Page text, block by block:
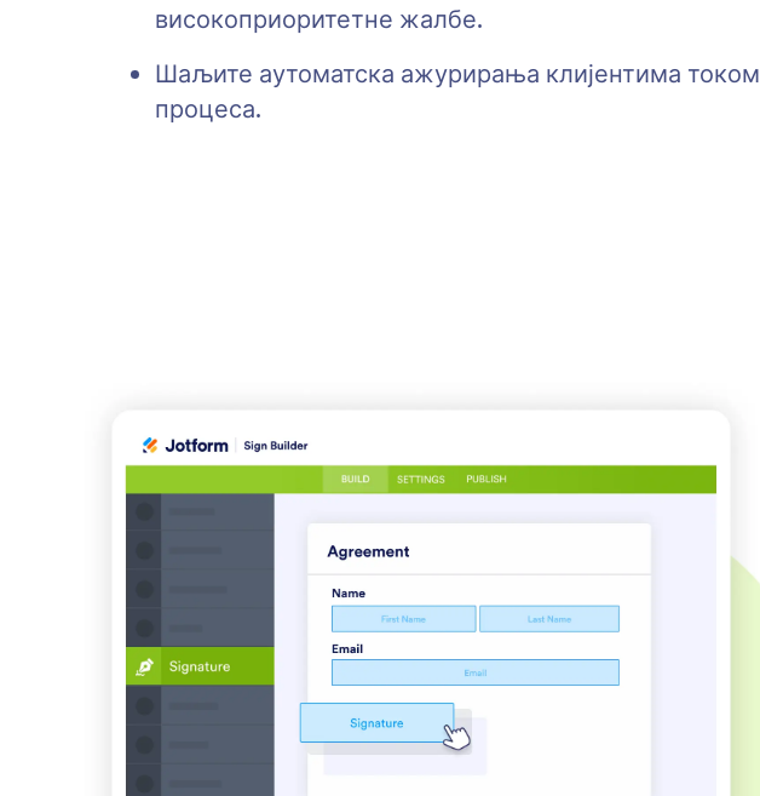
високоприоритетне жалбе.
Шаљите аутоматска ажурирања клијентима током
процеса.